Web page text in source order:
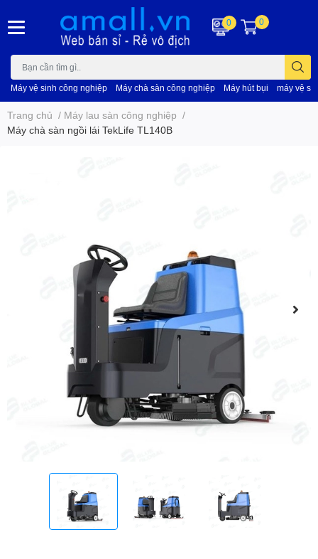
Máy vệ sinh công nghiệp Máy chà sàn công nghiệp Máy hút bụi máy vệ
0 0
Trang chủ / Máy lau sàn công nghiệp /
Máy chà sàn ngồi lái TekLife TL140B